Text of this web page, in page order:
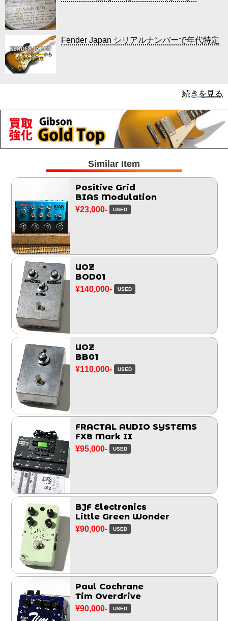
Fender Japan シリアルナンバーで年代特定
続きを見る
Similar Item
Positive Grid
BIAS Modulation
¥23,000- USED
UOZ
BOD01
¥140,000- USED
UOZ
BB01
¥110,000- USED
FRACTAL AUDIO SYSTEMS
FX8 Mark II
¥95,000- USED
BJF Electronics
Little Green Wonder
¥90,000- USED
Paul Cochrane
Tim Overdrive
¥90,000- USED